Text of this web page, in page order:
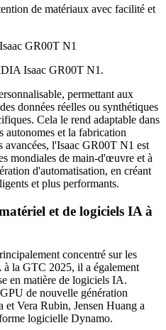
de matériaux avec facilité et
Isaac GR00T N1.
permettant aux
données réelles ou synthétiques
Cela le rend adaptable dans
autonomes et la fabrication
avancées, l'Isaac GR00T N1 est
mondiales de main-d'œuvre et à
d'automatisation, en créant
et plus performants.
et de logiciels IA à
concentré sur les
la GTC 2025, il a également
en matière de logiciels IA.
de nouvelle génération
Vera Rubin, Jensen Huang a
logicielle Dynamo.